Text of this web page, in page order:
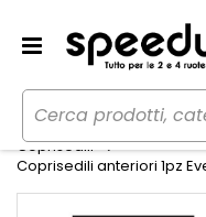
Home Auto
Coprisedili
Coprisedili anteriori 1pz